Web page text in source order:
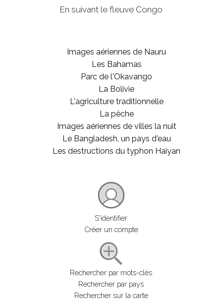
En suivant le fleuve Congo
Images aériennes de Nauru
Les Bahamas
Parc de l'Okavango
La Bolivie
L'agriculture traditionnelle
La pêche
Images aériennes de villes la nuit
Le Bangladesh, un pays d'eau
Les destructions du typhon Haiyan
S'identifier
Créer un compte
Rechercher par mots-clés
Rechercher par pays
Rechercher sur la carte